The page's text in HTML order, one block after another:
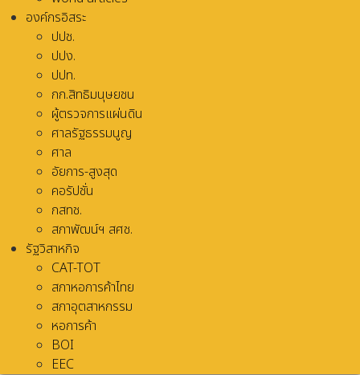
องค์กรอิสระ
ปปช.
ปปง.
ปปท.
กก.สิทธิมนุษยชน
ผู้ตรวจการแผ่นดิน
ศาลรัฐธรรมนูญ
ศาล
อัยการ-สูงสุด
คอรัปชั่น
กสทช.
สภาพัฒน์ฯ สศช.
รัฐวิสาหกิจ
CAT-TOT
สภาหอการค้าไทย
สภาอุตสาหกรรม
หอการค้า
BOI
EEC